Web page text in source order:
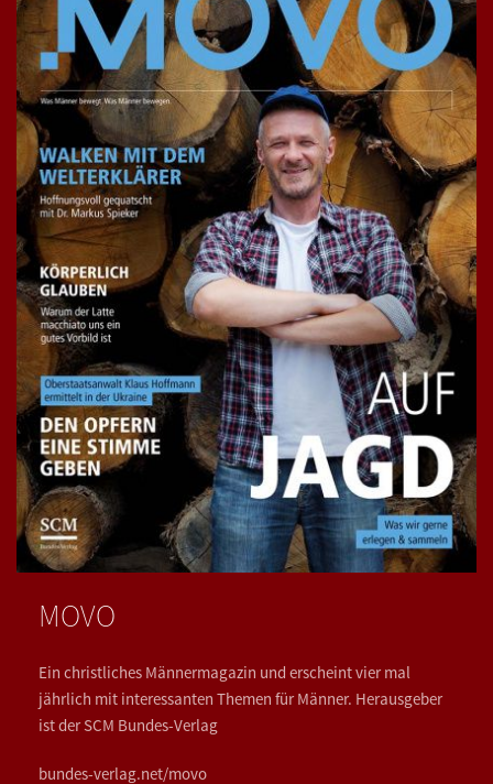
MOVO
Ein christliches Männermagazin und erscheint vier mal
jährlich mit interessanten Themen für Männer. Herausgeber
ist der SCM Bundes-Verlag
bundes-verlag.net/movo